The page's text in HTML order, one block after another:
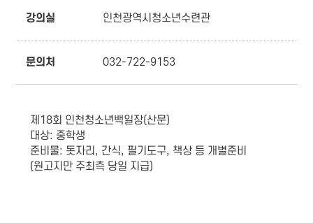
강의실 인천광역시청소년수련관
문의처 032-722-9153
제18회 인천청소년백일장(산문)
대상: 중학생
준비물: 돗자리, 간식, 필기도구, 책상 등 개별준비
(원고지만 주최측 당일 지급)